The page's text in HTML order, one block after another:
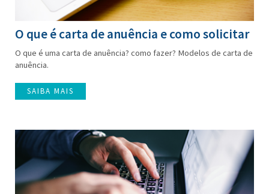
O que é carta de anuência e como solicitar
O que é uma carta de anuência? como fazer? Modelos de carta de
anuência.
SAIBA MAIS